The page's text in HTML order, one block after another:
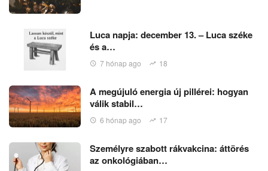
Luca napja: december 13. – Luca széke
és a…
7 hónap ago 18
A megújuló energia új pillérei: hogyan
válik stabil…
6 hónap ago 17
Személyre szabott rákvakcina: áttörés
az onkológiában…